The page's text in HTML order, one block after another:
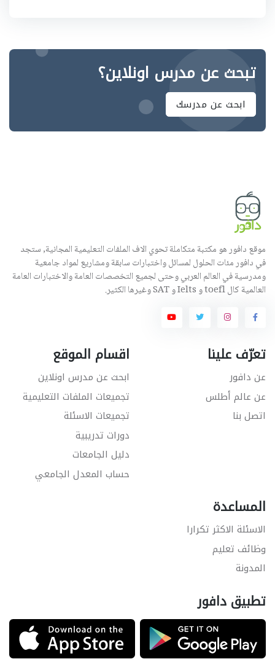
تبحث عن مدرس اونلاين؟
ابحث عن مدرسك
موقع دافور هو مكتبة متكاملة تحوي الاف الملفات التعليمية المجانية, ستجد
في دافور مئات الحلول لمسائل واختبارات سابقة ومشاريع لمواد جامعية
ومدرسية في العالم العربي وحتى لجميع التخصصات العامة والاختبارات العامة
العالمية كال toefl و Ielts و SAT وغيرها الكثير.
تعرّف علينا
عن دافور
عن عالم أطلس
اتصل بنا
اقسام الموقع
ابحث عن مدرس اونلاين
تجميعات الملفات التعليمية
تجميعات الاسئلة
دورات تدريبية
دليل الجامعات
حساب المعدل الجامعي
المساعدة
الاسئلة الاكثر تكرارا
وظائف تعليم
المدونة
تطبيق دافور